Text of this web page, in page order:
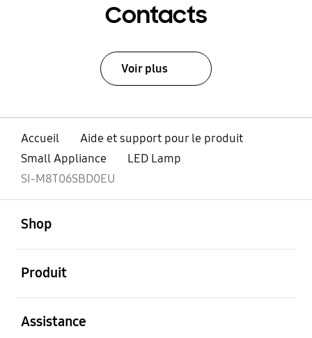
Contacts
Voir plus
Accueil
Aide et support pour le produit
Small Appliance
LED Lamp
SI-M8T06SBD0EU
Shop
Produit
Assistance